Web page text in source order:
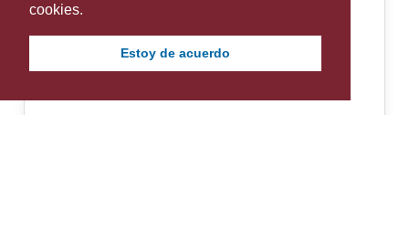
cookies.
Estoy de acuerdo